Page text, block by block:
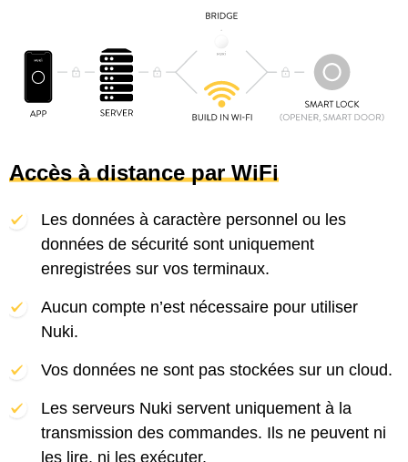
Accès à distance par WiFi
Les données à caractère personnel ou les
données de sécurité sont uniquement
enregistrées sur vos terminaux.
Aucun compte n’est nécessaire pour utiliser
Nuki.
Vos données ne sont pas stockées sur un cloud.
Les serveurs Nuki servent uniquement à la
transmission des commandes. Ils ne peuvent ni
les lire, ni les exécuter.